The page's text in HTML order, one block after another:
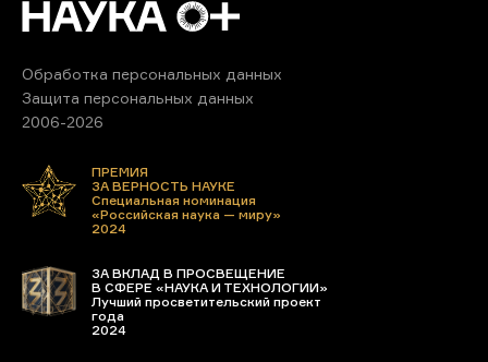
Обработка персональных данных
Защита персональных данных
2006-2026
ПРЕМИЯ
ЗА ВЕРНОСТЬ НАУКЕ
Специальная номинация
«Российская наука — миру»
2024
ЗА ВКЛАД В ПРОСВЕЩЕНИЕ
В СФЕРЕ «НАУКА И ТЕХНОЛОГИИ»
Лучший просветительский проект
года
2024